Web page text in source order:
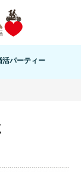
ンセラーがサポートいた
活パーティー